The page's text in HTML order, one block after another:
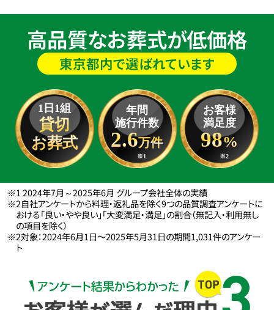
高品質なお葬式が低価格
東京都内で選ばれています
1日1組
貸切
お葬式
年間
施行件数
2.6万件
※1
お客様
満足度
98%
※2
※1 2024年7月～2025年6月 グループ会社全体の実績
※2自社アンケートから料理・返礼品を除く9つの品質調査アンケートに
おける「良い・やや良い」「大変満足・満足」の割合（無記入・利用無し
の項目を除く）
※2対象：2024年6月1日〜2025年5月31日の期間1,031件のアンケー
ト